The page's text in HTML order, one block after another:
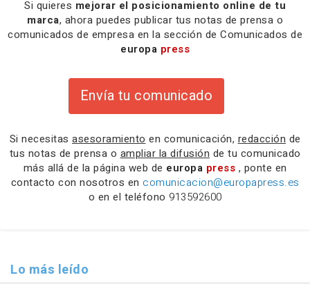
Si quieres mejorar el posicionamiento online de tu
marca, ahora puedes publicar tus notas de prensa o
comunicados de empresa en la sección de Comunicados de
europa press
Envía tu comunicado
Si necesitas asesoramiento en comunicación, redacción de
tus notas de prensa o ampliar la difusión de tu comunicado
más allá de la página web de europa press , ponte en
contacto con nosotros en comunicacion@europapress.es
o en el teléfono 913592600
Lo más leído